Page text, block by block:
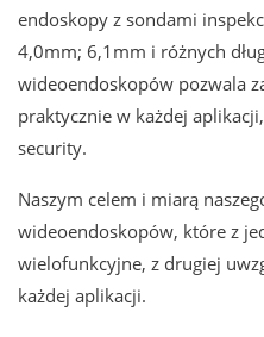
endoskopy z sondami
4,0mm; 6,1mm i różnych
wideoendoskopów pozwala
praktycznie w każdej
security.
Naszym celem i miarą
wideoendoskopów, które z
wielofunkcyjne, z drugiej
każdej aplikacji.